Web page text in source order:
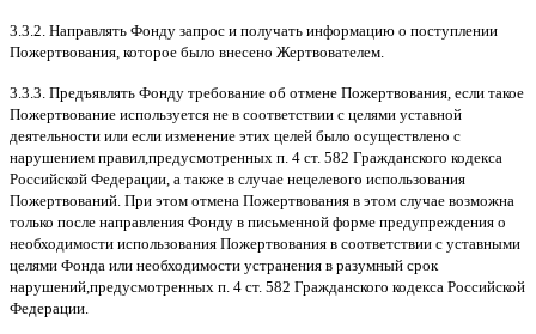
3.3.2. Направлять Фонду запрос и получать информацию о поступлении
Пожертвования которое было внесено Жертвователем
3.3.3. Предъявлять Фонду требование об отмене Пожертвования если такое
Пожертвование используется не в соответствии с целями уставной
деятельности или если изменение этих целей было осуществлено с
нарушением правил предусмотренных п . 4 ст. 582 Гражданского кодекса
Российской Федерации а также в случае нецелевого использования
Пожертвований При этом отмена Пожертвования в этом случае возможна
только после направления Фонду в письменной форме предупреждения о
необходимости использования Пожертвования в соответствии с уставными
целями Фонда или необходимости устранения в разумный срок
нарушений предусмотренных п . 4 ст. 582 Гражданского кодекса Российской
Федерации